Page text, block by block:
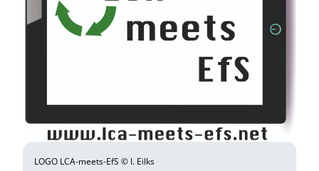
LOGO LCA-meets-EfS © I. Eilks